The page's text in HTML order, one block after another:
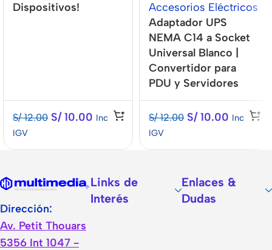
Dispositivos!
S/12.00 S/10.00 Inc
IGV
Accesorios Eléctricos
Adaptador UPS
NEMA C14 a Socket
Universal Blanco |
Convertidor para
PDU y Servidores
S/12.00 S/10.00 Inc
IGV
Dirección:
Av. Petit Thouars
5356 Int 1047 -
Links de
Interés
Enlaces &
Dudas